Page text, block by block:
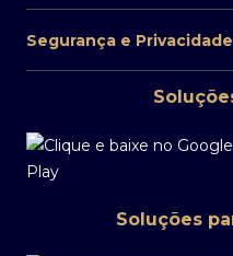
Segurança e Privacidade
Soluções